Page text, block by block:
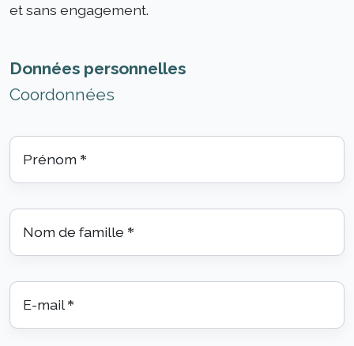
et sans engagement.
Données personnelles
Coordonnées
Prénom *
Nom de famille *
E-mail *